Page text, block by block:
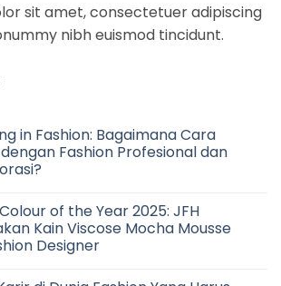
sit amet, consectetuer adipiscing
nibh euismod tincidunt.
in Fashion: Bagaimana Cara
Fashion Profesional dan
of the Year 2025: JFH
Kain Viscose Mocha Mousse
Designer